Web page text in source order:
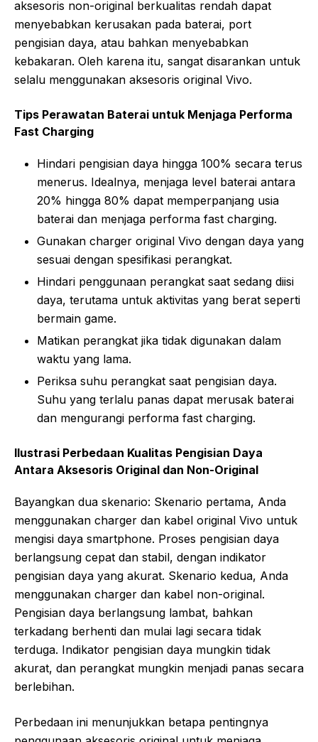
aksesoris non-original berkualitas rendah dapat
menyebabkan kerusakan pada baterai, port
pengisian daya, atau bahkan menyebabkan
kebakaran. Oleh karena itu, sangat disarankan untuk
selalu menggunakan aksesoris original Vivo.
Tips Perawatan Baterai untuk Menjaga Performa
Fast Charging
Hindari pengisian daya hingga 100% secara terus
menerus. Idealnya, menjaga level baterai antara
20% hingga 80% dapat memperpanjang usia
baterai dan menjaga performa fast charging.
Gunakan charger original Vivo dengan daya yang
sesuai dengan spesifikasi perangkat.
Hindari penggunaan perangkat saat sedang diisi
daya, terutama untuk aktivitas yang berat seperti
bermain game.
Matikan perangkat jika tidak digunakan dalam
waktu yang lama.
Periksa suhu perangkat saat pengisian daya.
Suhu yang terlalu panas dapat merusak baterai
dan mengurangi performa fast charging.
Ilustrasi Perbedaan Kualitas Pengisian Daya
Antara Aksesoris Original dan Non-Original
Bayangkan dua skenario: Skenario pertama, Anda
menggunakan charger dan kabel original Vivo untuk
mengisi daya smartphone. Proses pengisian daya
berlangsung cepat dan stabil, dengan indikator
pengisian daya yang akurat. Skenario kedua, Anda
menggunakan charger dan kabel non-original.
Pengisian daya berlangsung lambat, bahkan
terkadang berhenti dan mulai lagi secara tidak
terduga. Indikator pengisian daya mungkin tidak
akurat, dan perangkat mungkin menjadi panas secara
berlebihan.
Perbedaan ini menunjukkan betapa pentingnya